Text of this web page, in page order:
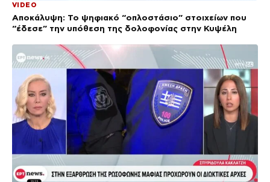
VIDEO
Αποκάλυψη: Το ψηφιακό “οπλοστάσιο” στοιχείων που
“έδεσε” την υπόθεση της δολοφονίας στην Κυψέλη